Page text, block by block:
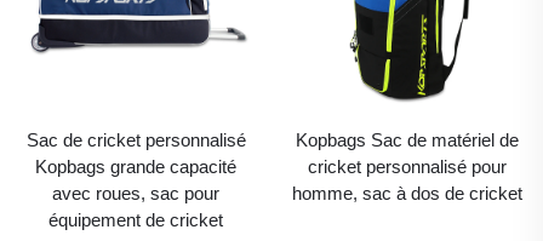
Sac de cricket personnalisé
Kopbags grande capacité
avec roues, sac pour
équipement de cricket
Kopbags Sac de matériel de
cricket personnalisé pour
homme, sac à dos de cricket